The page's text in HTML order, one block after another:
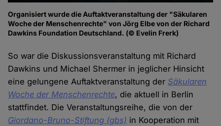
Organisiert wurde die Auftaktveranstaltung der "Säkularen
Woche der Menschenrechte" von Jörg Elbe von der Richard
Dawkins Foundation Deutschland. (© Evelin Frerk)
So war die Diskussionsveranstaltung mit Richard
Dawkins und Michael Shermer in jeglicher Hinsicht
eine gelungene Auftaktveranstaltung der Säkularen
Woche der Menschenrechte, die aktuell in Berlin
stattfindet. Die Veranstaltungsreihe, die von der
Giordano-Bruno-Stiftung (gbs) in Kooperation mit